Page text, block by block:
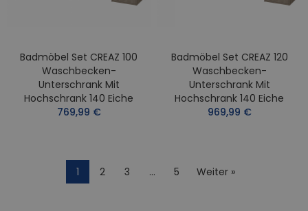
Badmöbel Set CREAZ 100
Waschbecken-
Unterschrank Mit
Hochschrank 140 Eiche
769,99 €
Badmöbel Set CREAZ 120
Waschbecken-
Unterschrank Mit
Hochschrank 140 Eiche
969,99 €
1 2 3 … 5 Weiter »